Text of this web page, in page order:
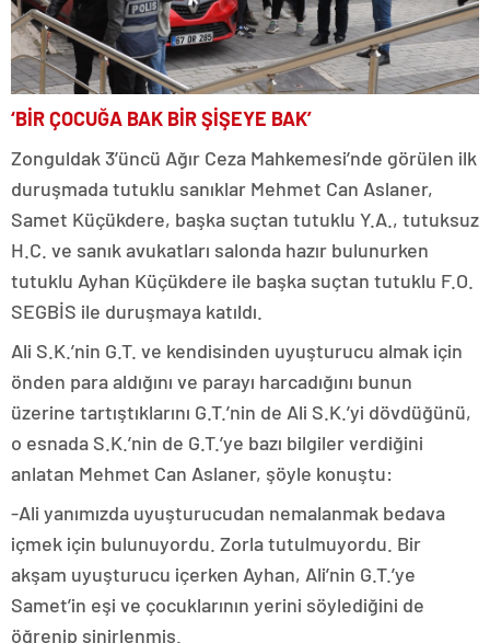
‘BİR ÇOCUĞA BAK BİR ŞİŞEYE BAK’
Zonguldak 3’üncü Ağır Ceza Mahkemesi’nde görülen ilk
duruşmada tutuklu sanıklar Mehmet Can Aslaner,
Samet Küçükdere, başka suçtan tutuklu Y.A., tutuksuz
H.C. ve sanık avukatları salonda hazır bulunurken
tutuklu Ayhan Küçükdere ile başka suçtan tutuklu F.O.
SEGBİS ile duruşmaya katıldı.
Ali S.K.’nin G.T. ve kendisinden uyuşturucu almak için
önden para aldığını ve parayı harcadığını bunun
üzerine tartıştıklarını G.T.’nin de Ali S.K.’yi dövdüğünü,
o esnada S.K.’nin de G.T.’ye bazı bilgiler verdiğini
anlatan Mehmet Can Aslaner, şöyle konuştu:
-Ali yanımızda uyuşturucudan nemalanmak bedava
içmek için bulunuyordu. Zorla tutulmuyordu. Bir
akşam uyuşturucu içerken Ayhan, Ali’nin G.T.’ye
Samet’in eşi ve çocuklarının yerini söylediğini de
öğrenip sinirlenmiş.